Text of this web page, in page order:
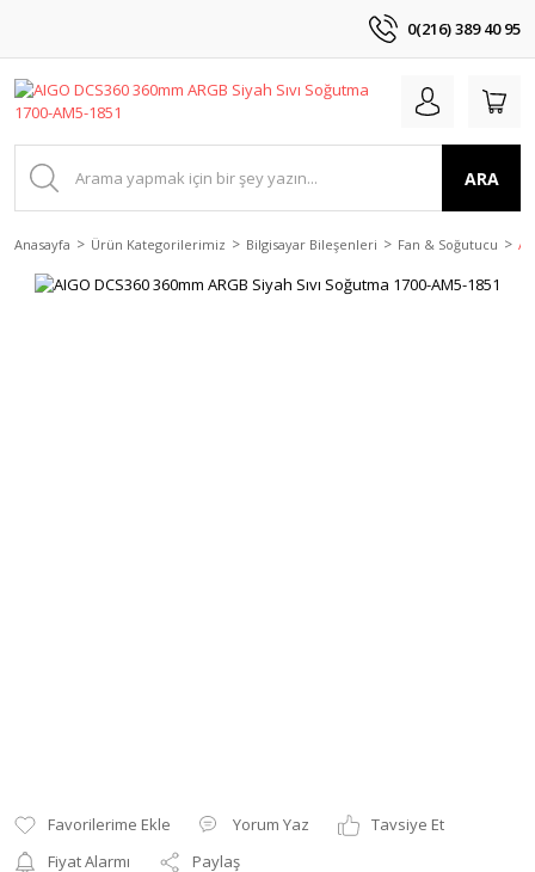
0(216) 389 40 95
ARA
Anasayfa Ürün Kategorilerimiz Bilgisayar Bileşenleri Fan & Soğutucu
Yorum Yaz
Tavsiye Et
Fiyat Alarmı
Paylaş